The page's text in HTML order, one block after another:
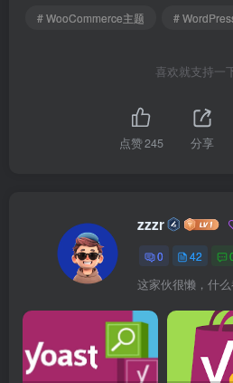
# WooCommerce主题
#
喜欢就支持一
点赞245 分享
zzzr
0 42
这家伙很懒，什